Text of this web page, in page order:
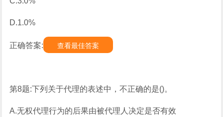
D.1.0%
正确答案: 查看最佳答案
第8题:下列关于代理的表述中，不正确的是()。
A.无权代理行为的后果由被代理人决定是否有效